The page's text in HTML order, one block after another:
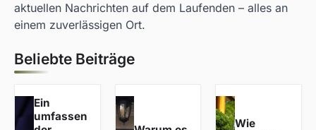
aktuellen Nachrichten auf dem Laufenden – alles an
einem zuverlässigen Ort.
Beliebte Beiträge
Ein
umfassen
Wie